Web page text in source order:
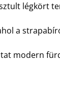
légkört
a
modern